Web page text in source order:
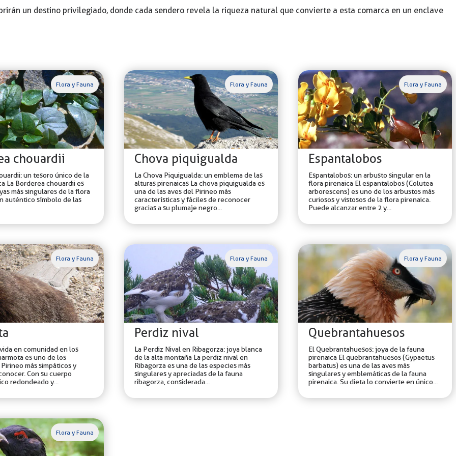
un destino privilegiado, donde cada sendero revela la riqueza natural que convierte a esta comarca en un enclave
Flora y Fauna
chouardii
un tesoro único de la
La Borderea chouardii es
más singulares de la flora
auténtico símbolo de las
Flora y Fauna
Chova piquigualda
La Chova Piquigualda: un emblema de las
alturas pirenaicas La chova piquigualda es
una de las aves del Pirineo más
características y fáciles de reconocer
gracias a su plumaje negro...
Flora y Fauna
Espantalobos
Espantalobos: un arbusto singular en la
flora pirenaica El espantalobos (Colutea
arborescens) es uno de los arbustos más
curiosos y vistosos de la flora pirenaica.
Puede alcanzar entre 2 y...
Flora y Fauna
en comunidad en los
es uno de los
más simpáticos y
Con su cuerpo
redondeado y...
Flora y Fauna
Perdiz nival
La Perdiz Nival en Ribagorza: joya blanca
de la alta montaña La perdiz nival en
Ribagorza es una de las especies más
singulares y apreciadas de la fauna
ribagorza, considerada...
Flora y Fauna
Quebrantahuesos
El Quebrantahuesos: joya de la fauna
pirenaica El quebrantahuesos (Gypaetus
barbatus) es una de las aves más
singulares y emblemáticas de la fauna
pirenaica. Su dieta lo convierte en único...
Flora y Fauna